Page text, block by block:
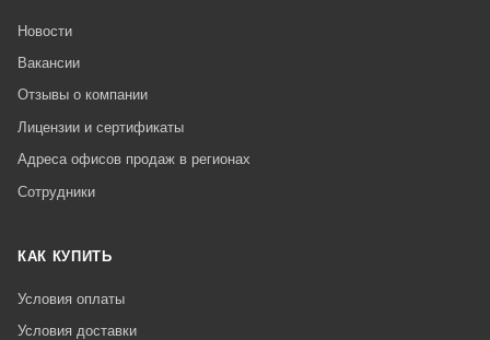
Новости
Вакансии
Отзывы о компании
Лицензии и сертификаты
Адреса офисов продаж в регионах
Сотрудники
КАК КУПИТЬ
Условия оплаты
Условия доставки